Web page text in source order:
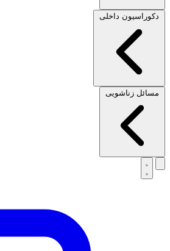
دکوراسیون داخلی
مسائل زناشویی